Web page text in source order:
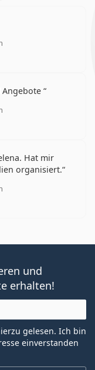
5
Angebote
5
Hat mir
organisiert.
5
und
erhalten!
gelesen. Ich bin
einverstanden